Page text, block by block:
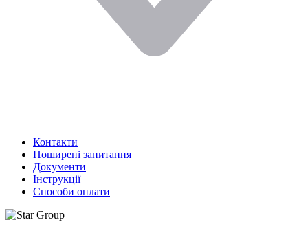
Контакти
Поширені запитання
Документи
Інструкції
Способи оплати